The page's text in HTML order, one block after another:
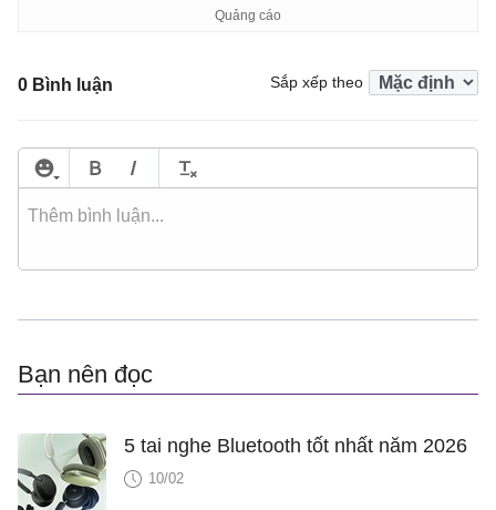
0 Bình luận Sắp xếp theo
Bạn nên đọc
5 tai nghe Bluetooth tốt nhất năm 2026
10/02